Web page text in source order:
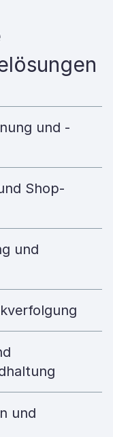
und -
Shop-
und
und